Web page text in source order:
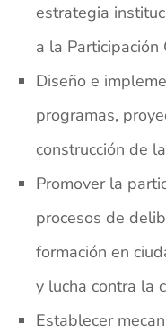
estrategia
a la Participación
Diseño e
programas,
construcción de
Promover la
procesos de
formación en
y lucha contra la
Establecer